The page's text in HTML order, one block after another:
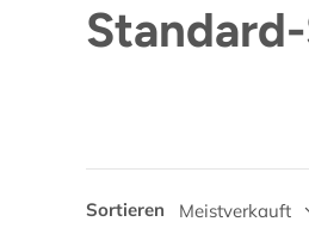
Sortieren Meistverkauft